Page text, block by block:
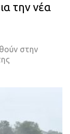
την νέα
στην